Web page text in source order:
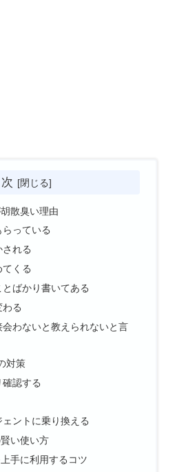
散臭い理由
っている
れる
くる
ばかり書いてある
る
わないと教えられないと言
対策
認する
ントに乗り換える
い使い方
手に利用するコツ